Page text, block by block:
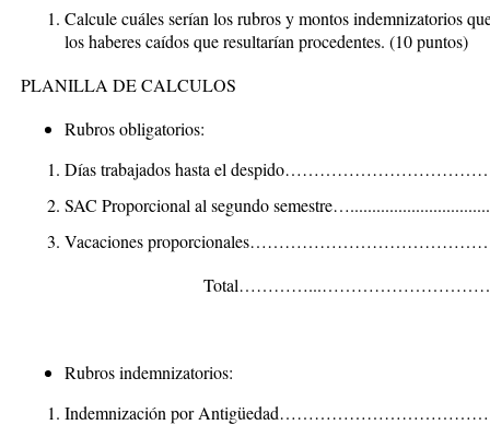
Calcule cuáles serían los rubros y montos indemnizatorios
los haberes caídos que resultarían procedentes. (10 puntos)
PLANILLA DE CALCULOS
Rubros obligatorios:
Días trabajados hasta el
SAC Proporcional al segundo
Vacaciones
Total…………...…………………………….….$
Rubros indemnizatorios:
Indemnización por